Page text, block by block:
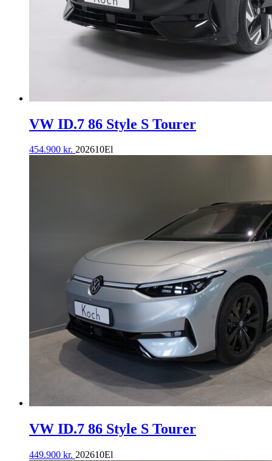
VW ID.7 86 Style S Tourer
454.900 kr. 202610El
VW ID.7 86 Style S Tourer
449.900 kr. 202610El